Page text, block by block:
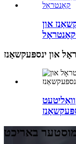
און
קאָנטראָל
און ינספּעקשאַנז
באריכט